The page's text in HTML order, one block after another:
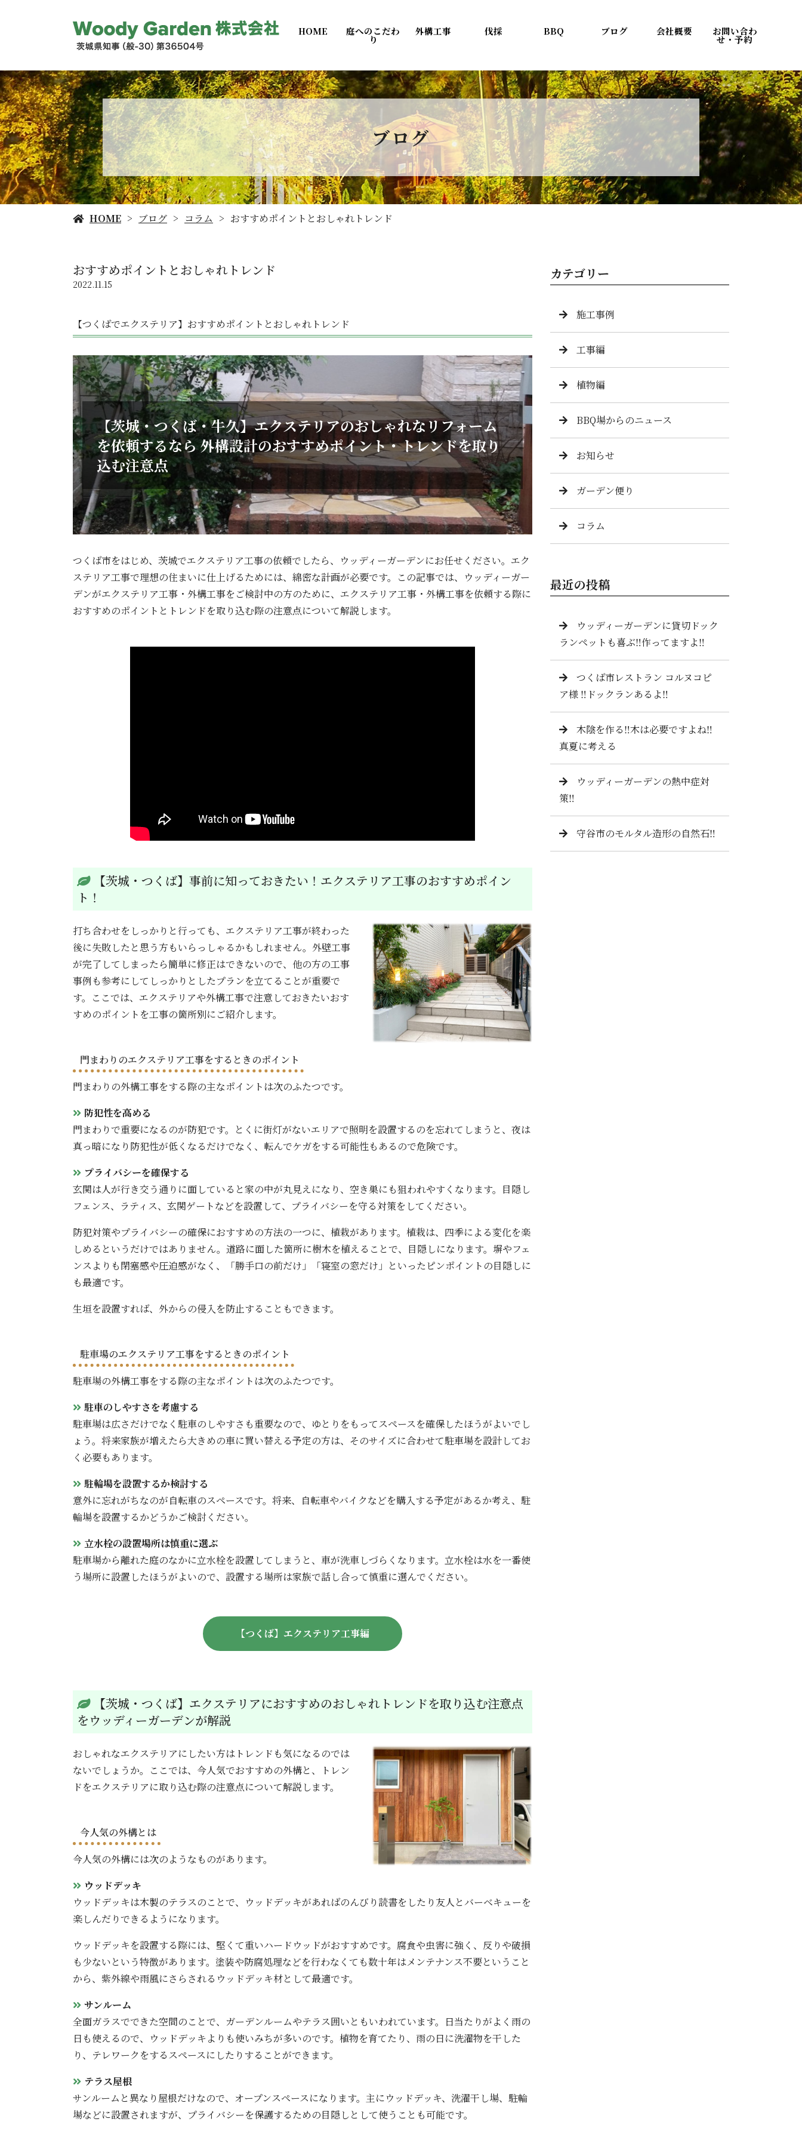
HOME 庭へのこだわ
り
外構工事 伐採 BBQ ブログ 会社概要 お問い合わ
せ・予約
ブログ
HOME ブログ コラム おすすめポイントとおしゃれトレンド
おすすめポイントとおしゃれトレンド
2022.11.15
【つくばでエクステリア】おすすめポイントとおしゃれトレンド
【茨城・つくば・牛久】エクステリアのおしゃれなリフォーム
を依頼するなら 外構設計のおすすめポイント・トレンドを取り
込む注意点
つくば市をはじめ、茨城でエクステリア工事の依頼でしたら、ウッディーガーデンにお任せください。エク
ステリア工事で理想の住まいに仕上げるためには、綿密な計画が必要です。この記事では、ウッディーガー
デンがエクステリア工事・外構工事をご検討中の方のために、エクステリア工事・外構工事を依頼する際に
おすすめのポイントとトレンドを取り込む際の注意点について解説します。
【茨城・つくば】事前に知っておきたい！エクステリア工事のおすすめポイン
ト！
打ち合わせをしっかりと行っても、エクステリア工事が終わった
後に失敗したと思う方もいらっしゃるかもしれません。外壁工事
が完了してしまったら簡単に修正はできないので、他の方の工事
事例も参考にしてしっかりとしたプランを立てることが重要で
す。ここでは、エクステリアや外構工事で注意しておきたいおす
すめのポイントを工事の箇所別にご紹介します。
門まわりのエクステリア工事をするときのポイント
門まわりの外構工事をする際の主なポイントは次のふたつです。
防犯性を高める
門まわりで重要になるのが防犯です。とくに街灯がないエリアで照明を設置するのを忘れてしまうと、夜は
真っ暗になり防犯性が低くなるだけでなく、転んでケガをする可能性もあるので危険です。
プライバシーを確保する
玄関は人が行き交う通りに面していると家の中が丸見えになり、空き巣にも狙われやすくなります。目隠し
フェンス、ラティス、玄関ゲートなどを設置して、プライバシーを守る対策をしてください。
防犯対策やプライバシーの確保におすすめの方法の一つに、植栽があります。植栽は、四季による変化を楽
しめるというだけではありません。道路に面した箇所に樹木を植えることで、目隠しになります。塀やフェ
ンスよりも閉塞感や圧迫感がなく、「勝手口の前だけ」「寝室の窓だけ」といったピンポイントの目隠しに
も最適です。
生垣を設置すれば、外からの侵入を防止することもできます。
駐車場のエクステリア工事をするときのポイント
駐車場の外構工事をする際の主なポイントは次のふたつです。
駐車のしやすさを考慮する
駐車場は広さだけでなく駐車のしやすさも重要なので、ゆとりをもってスペースを確保したほうがよいでし
ょう。将来家族が増えたら大きめの車に買い替える予定の方は、そのサイズに合わせて駐車場を設計してお
く必要もあります。
駐輪場を設置するか検討する
意外に忘れがちなのが自転車のスペースです。将来、自転車やバイクなどを購入する予定があるか考え、駐
輪場を設置するかどうかご検討ください。
立水栓の設置場所は慎重に選ぶ
駐車場から離れた庭のなかに立水栓を設置してしまうと、車が洗車しづらくなります。立水栓は水を一番使
う場所に設置したほうがよいので、設置する場所は家族で話し合って慎重に選んでください。
【つくば】エクステリア工事編
【茨城・つくば】エクステリアにおすすめのおしゃれトレンドを取り込む注意点
をウッディーガーデンが解説
おしゃれなエクステリアにしたい方はトレンドも気になるのでは
ないでしょうか。ここでは、今人気でおすすめの外構と、トレン
ドをエクステリアに取り込む際の注意点について解説します。
今人気の外構とは
今人気の外構には次のようなものがあります。
ウッドデッキ
ウッドデッキは木製のテラスのことで、ウッドデッキがあればのんびり読書をしたり友人とバーベキューを
楽しんだりできるようになります。
ウッドデッキを設置する際には、堅くて重いハードウッドがおすすめです。腐食や虫害に強く、反りや破損
も少ないという特徴があります。塗装や防腐処理などを行わなくても数十年はメンテナンス不要ということ
から、紫外線や雨風にさらされるウッドデッキ材として最適です。
サンルーム
全面ガラスでできた空間のことで、ガーデンルームやテラス囲いともいわれています。日当たりがよく雨の
日も使えるので、ウッドデッキよりも使いみちが多いのです。植物を育てたり、雨の日に洗濯物を干した
り、テレワークをするスペースにしたりすることができます。
テラス屋根
サンルームと異なり屋根だけなので、オープンスペースになります。主にウッドデッキ、洗濯干し場、駐輪
場などに設置されますが、プライバシーを保護するための目隠しとして使うことも可能です。
カテゴリー
施工事例
工事編
植物編
BBQ場からのニュース
お知らせ
ガーデン便り
コラム
最近の投稿
ウッディーガーデンに貸切ドック
ランペットも喜ぶ‼️作ってますよ‼️
つくば市レストラン コルヌコピ
ア様 ‼️ドックランあるよ‼️
木陰を作る‼️木は必要ですよね‼️
真夏に考える
ウッディーガーデンの熱中症対
策‼️
守谷市のモルタル造形の自然石‼️